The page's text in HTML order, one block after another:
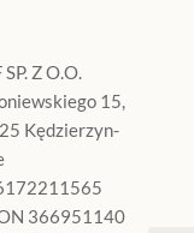
Z O.O.
15,
Kędzierzyn-
366951140